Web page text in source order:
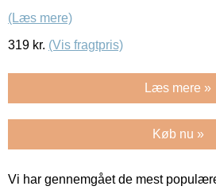
(Læs mere)
319 kr. (Vis fragtpris)
Læs mere »
Køb nu »
Vi har gennemgået de mest